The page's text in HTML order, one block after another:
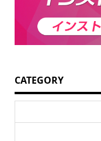
CATEGORY